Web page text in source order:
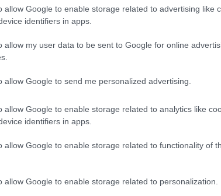
allow Google to enable storage related to advertising like
identifiers in apps.
allow my user data to be sent to Google for online
allow Google to send me personalized advertising.
allow Google to enable storage related to analytics like
identifiers in apps.
allow Google to enable storage related to functionality of
allow Google to enable storage related to personalization.